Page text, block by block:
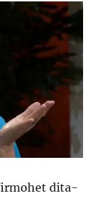
dita-